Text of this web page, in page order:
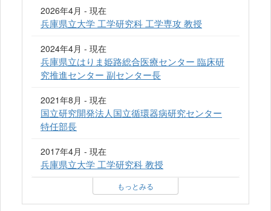
2026年4月 - 現在
兵庫県立大学 工学研究科 工学専攻 教授
2024年4月 - 現在
兵庫県立はりま姫路総合医療センター 臨床研
究推進センター 副センター長
2021年8月 - 現在
国立研究開発法人国立循環器病研究センター
特任部長
2017年4月 - 現在
兵庫県立大学 工学研究科 教授
もっとみる